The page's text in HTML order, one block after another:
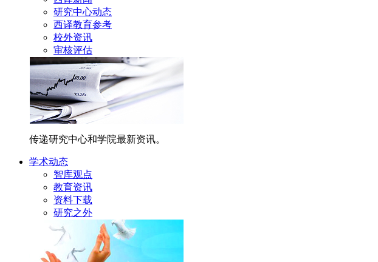
研究中心动态
西译教育参考
校外资讯
审核评估
传递研究中心和学院最新资讯。
学术动态
智库观点
教育资讯
资料下载
研究之外